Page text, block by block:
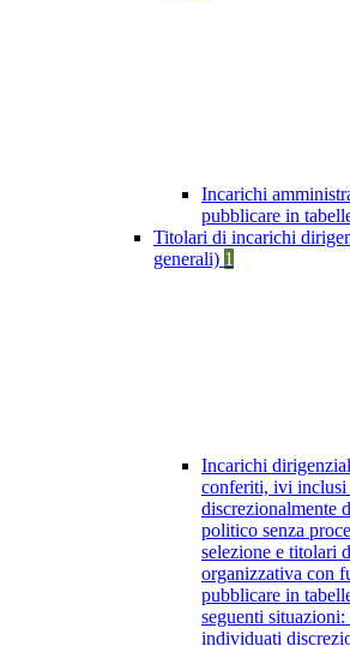
Incarichi
pubblicare in
Titolari di incarichi
generali) 1
Incarichi
conferiti, ivi
discrezionalmente
politico senza
selezione e titolari
organizzativa con
pubblicare in
seguenti
individuati